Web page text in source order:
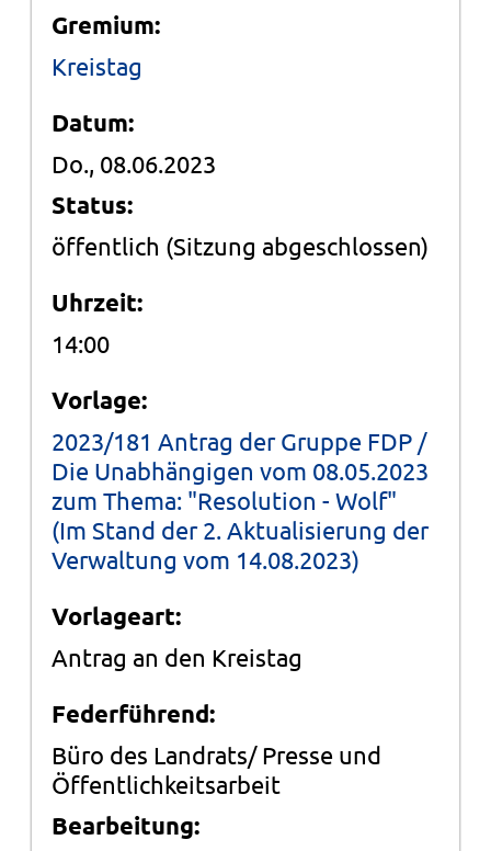
Datum:
öffentlich
Uhrzeit:
Vorlage:
Die Unabhängigen vom 08.05.2023
zum Thema: "Resolution - Wolf"
(Im Stand der 2. Aktualisierung der
Verwaltung vom 14.08.2023)
Vorlageart:
Federführend:
Öffentlichkeitsarbeit
Bearbeitung: